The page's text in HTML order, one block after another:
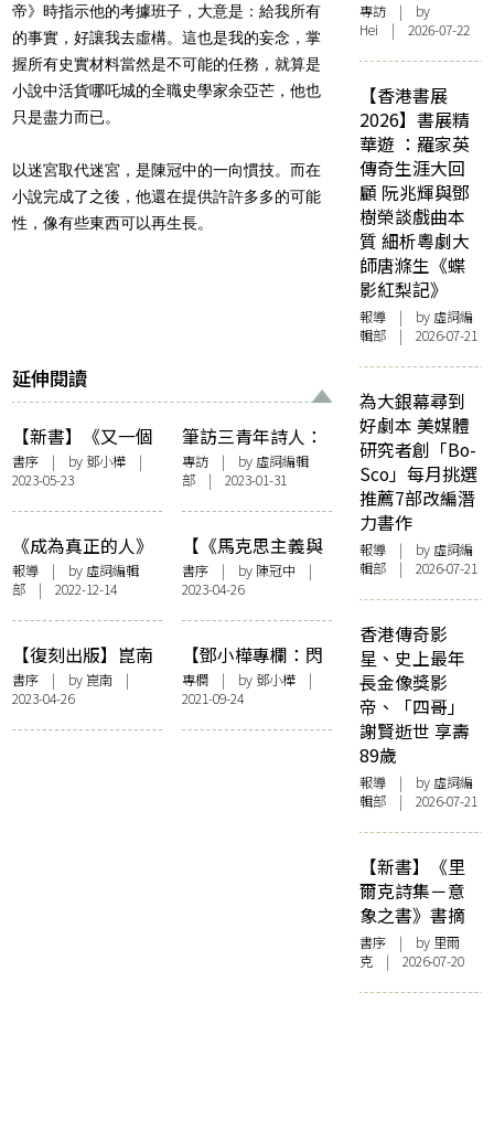
帝》時指示他的考據班子，大意是：給我所有
的事實，好讓我去虛構。這也是我的妄念，掌
握所有史實材料當然是不可能的任務，就算是
小說中活貨哪吒城的全職史學家余亞芒，他也
只是盡力而已。
以迷宮取代迷宮，是陳冠中的一向慣技。而在
小說完成了之後，他還在提供許許多多的可能
性，像有些東西可以再生長。
延伸閱讀
【新書】《又一個
時代》編者序：懷
揣無數時代的陳冠
中
書序 | by鄧小樺 |
2023-05-23
筆訪三青年詩人：
李顥謙、枯毫、嚴
瀚欽——書寫時
代，直面自己
專訪| by 虛詞編輯
部 | 2023-01-31
《成為真正的人》
獲頒「紅樓夢獎」
首獎 甘耀明親身
出席典禮：「訴說
生命成長的故事，
獻給美麗的香港」
報導 | by 虛詞編輯
部 | 2022-12-14
【《馬克思主義與
文學批評》自序】
四十年後重讀馬克
思主義
書序| by 陳冠中 |
2023-04-26
【復刻出版】崑南
《天堂舞哉足下》
新版序：崑崙懸圃
其尻安在
書序 | by 崑南 |
2023-04-26
【鄧小樺專欄：閃
爍其辭】抽刀斷水
水更流，已讀不回
book channel
專欄| by鄧小樺|
2021-09-24
專訪 | by
Hei | 2026-07-22
【香港書展
2026】書展精
華遊 ：羅家英
傳奇生涯大回
顧 阮兆輝與鄧
樹榮談戲曲本
質 細析粵劇大
師唐滌生《蝶
影紅梨記》
報導 | by 虛詞編
輯部 | 2026-07-21
為大銀幕尋到
好劇本 美媒體
研究者創「Bo-
Sco」每月挑選
推薦7部改編潛
力書作
報導 | by 虛詞編
輯部 | 2026-07-21
香港傳奇影
星、史上最年
長金像獎影
帝、「四哥」
謝賢逝世 享壽
89歲
報導 | by 虛詞編
輯部 | 2026-07-21
【新書】《里
爾克詩集－意
象之書》書摘
書序 | by 里爾
克 | 2026-07-20